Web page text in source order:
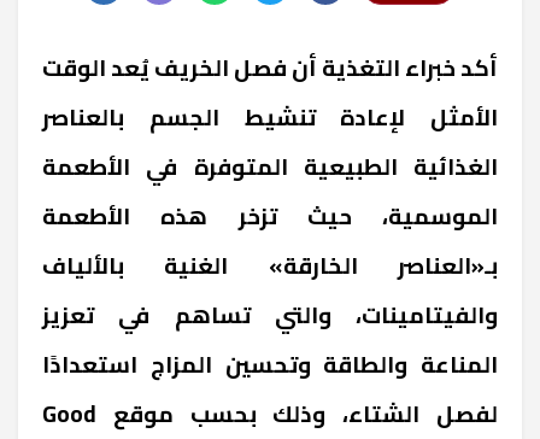
أكد خبراء التغذية أن فصل الخريف يُعد الوقت
الأمثل لإعادة تنشيط الجسم بالعناصر
الغذائية الطبيعية المتوفرة في الأطعمة
الموسمية، حيث تزخر هذه الأطعمة
بـ«العناصر الخارقة» الغنية بالألياف
والفيتامينات، والتي تساهم في تعزيز
المناعة والطاقة وتحسين المزاج استعدادًا
لفصل الشتاء، وذلك بحسب موقع Good